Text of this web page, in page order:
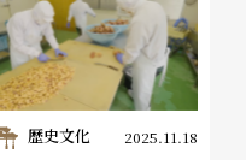
歴史文化 2025.11.18